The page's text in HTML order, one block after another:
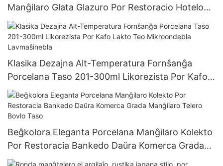
Manĝilaro Glata Glazuro Por Restoracio Hotelo
Pogranda Pogranda Mendo Manĝtaŭga
Klasika Dezajna Alt-Temperatura Fornŝanĝa
Porcelana Taso 201-300ml Likorezista Por Kafo
Lakto Teo Mikroondebla Lavmaŝinebla
Beĝkolora Eleganta Porcelana Manĝilaro Kolekto
Por Restoracia Bankedo Daŭra Komerca Grada
Manĝilaro Telero Bovlo Taso